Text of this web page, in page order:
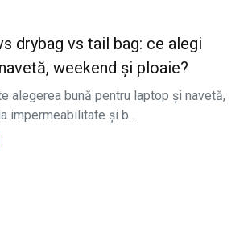
drybag vs tail bag: ce alegi
weekend și ploaie?
alegerea bună pentru laptop și navetă,
impermeabilitate și b...